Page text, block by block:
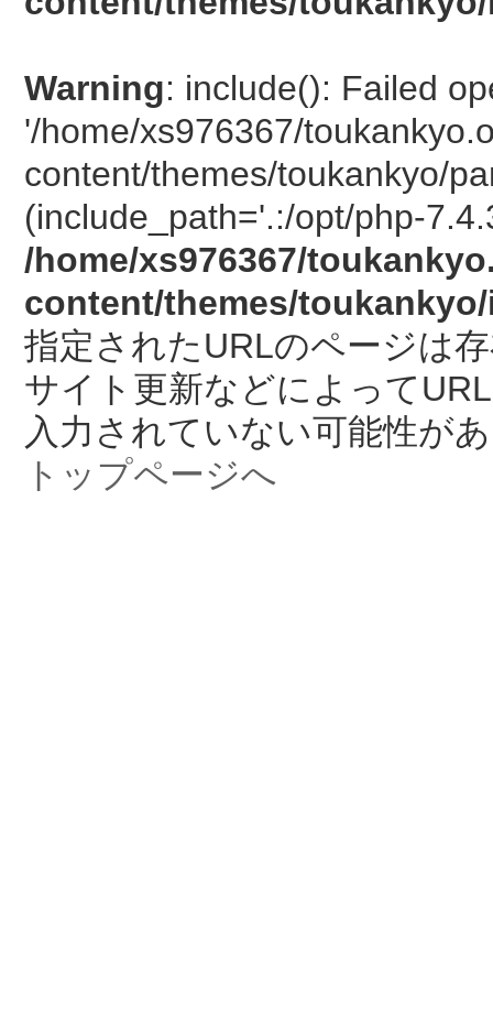
Warning: include(): Failed
'/home/xs976367/
content/themes/toukankyo/
(include_path='.:/opt/php-
/home/xs976367/
content/themes/
指定されたURLのページは
サイト更新などによって
入力されていない可能性が
トップページへ